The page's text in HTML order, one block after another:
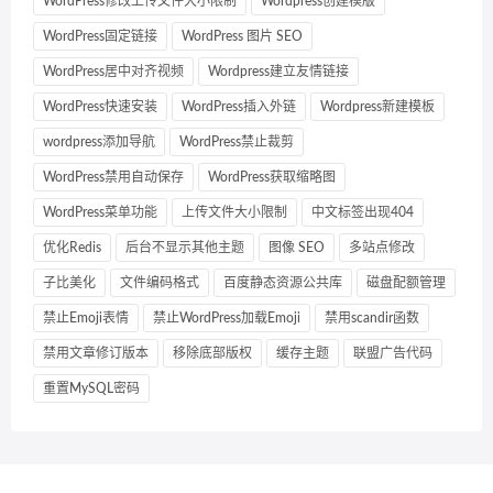
WordPress固定链接 WordPress 图片 SEO
WordPress居中对齐视频 Wordpress建立友情链接
WordPress快速安装 WordPress插入外链 Wordpress新建模板
wordpress添加导航 WordPress禁止裁剪
WordPress禁用自动保存 WordPress获取缩略图
WordPress菜单功能 上传文件大小限制 中文标签出现404
优化Redis 后台不显示其他主题 图像 SEO 多站点修改
子比美化 文件编码格式 百度静态资源公共库 磁盘配额管理
禁止Emoji表情 禁止WordPress加载Emoji 禁用scandir函数
禁用文章修订版本 移除底部版权 缓存主题 联盟广告代码
重置MySQL密码